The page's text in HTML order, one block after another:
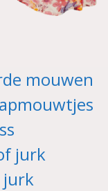
mouwen
jurk